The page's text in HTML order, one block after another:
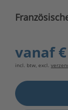
vanaf€
incl. btw, excl.